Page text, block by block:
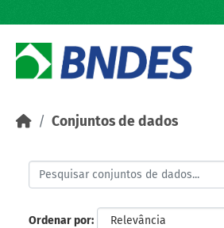
Conjuntos de dados
Ordenar por